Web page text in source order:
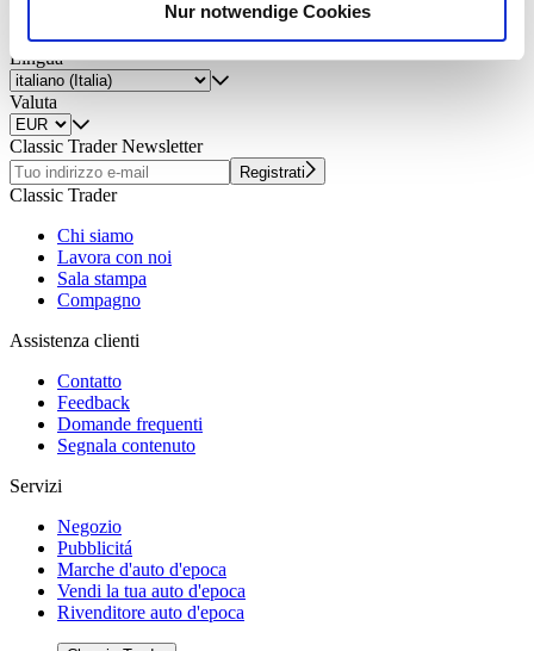
Verwendung unserer Website an unsere Partner für
soziale Medien, Werbung und Analysen weiter. Unsere
Partner führen diese Informationen möglicherweise mit
weiteren Daten zusammen, die Sie ihnen bereitgestellt
haben oder die sie im Rahmen Ihrer Nutzung der Dienste
gesammelt haben.Datenschutzerklärung
Nur notwendige Cookies
Crea annuncio
Lingua
Valuta
Classic Trader Newsletter
Registrati
Classic Trader
Chi siamo
Lavora con noi
Sala stampa
Compagno
Assistenza clienti
Contatto
Feedback
Domande frequenti
Segnala contenuto
Servizi
Negozio
Pubblicitá
Marche d'auto d'epoca
Vendi la tua auto d'epoca
Rivenditore auto d'epoca